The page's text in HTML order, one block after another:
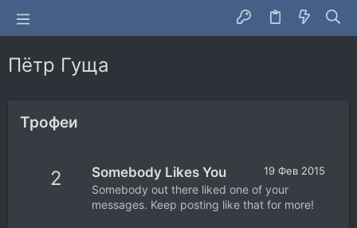
Пётр Гуща
Трофеи
2 19 Фев 2015
Somebody Likes You
Somebody out there liked one of your
messages. Keep posting like that for more!